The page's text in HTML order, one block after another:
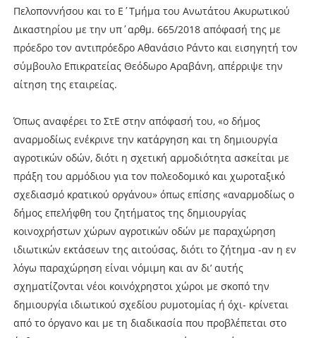
Πελοποννήσου και το Ε΄Τμήμα του Ανωτάτου Ακυρωτικού
Δικαστηρίου με την υπ΄αρθμ. 665/2018 απόφασή της με
πρόεδρο τον αντιπρόεδρο Αθανάσιο Ράντο και εισηγητή τον
σύμβουλο Επικρατείας Θεόδωρο Αραβάνη, απέρριψε την
αίτηση της εταιρείας.
Όπως αναφέρει το ΣτΕ στην απόφασή του, «ο δήμος
αναρμοδίως ενέκρινε την κατάργηση και τη δημιουργία
αγροτικών οδών, διότι η σχετική αρμοδιότητα ασκείται με
πράξη του αρμόδιου για τον πολεοδομικό και χωροταξικό
σχεδιασμό κρατικού οργάνου» όπως επίσης «αναρμοδίως ο
δήμος επελήφθη του ζητήματος της δημιουργίας
κοινοχρήστων χώρων αγροτικών οδών με παραχώρηση
ιδιωτικών εκτάσεων της αιτούσας, διότι το ζήτημα -αν η εν
λόγω παραχώρηση είναι νόμιμη και αν δι’ αυτής
σχηματίζονται νέοι κοινόχρηστοι χώροι με σκοπό την
δημιουργία ιδιωτικού σχεδίου ρυμοτομίας ή όχι- κρίνεται
από το όργανο και με τη διαδικασία που προβλέπεται στο